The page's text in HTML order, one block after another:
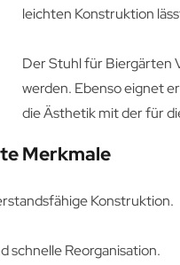
leichten Konstruktion
Der Stuhl für Biergärten
werden. Ebenso eignet
die Ästhetik mit der für
Merkmale
Konstruktion.
schnelle Reorganisation.